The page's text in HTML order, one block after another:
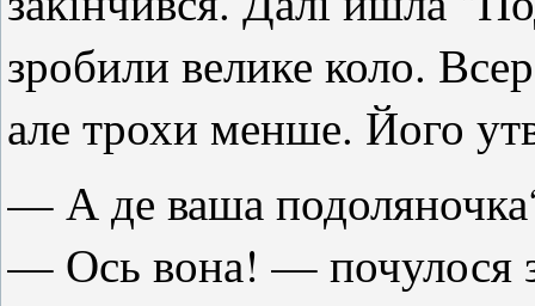
зробили велике коло.
але трохи менше. Його
— А де ваша
— Ось вона! — почулося